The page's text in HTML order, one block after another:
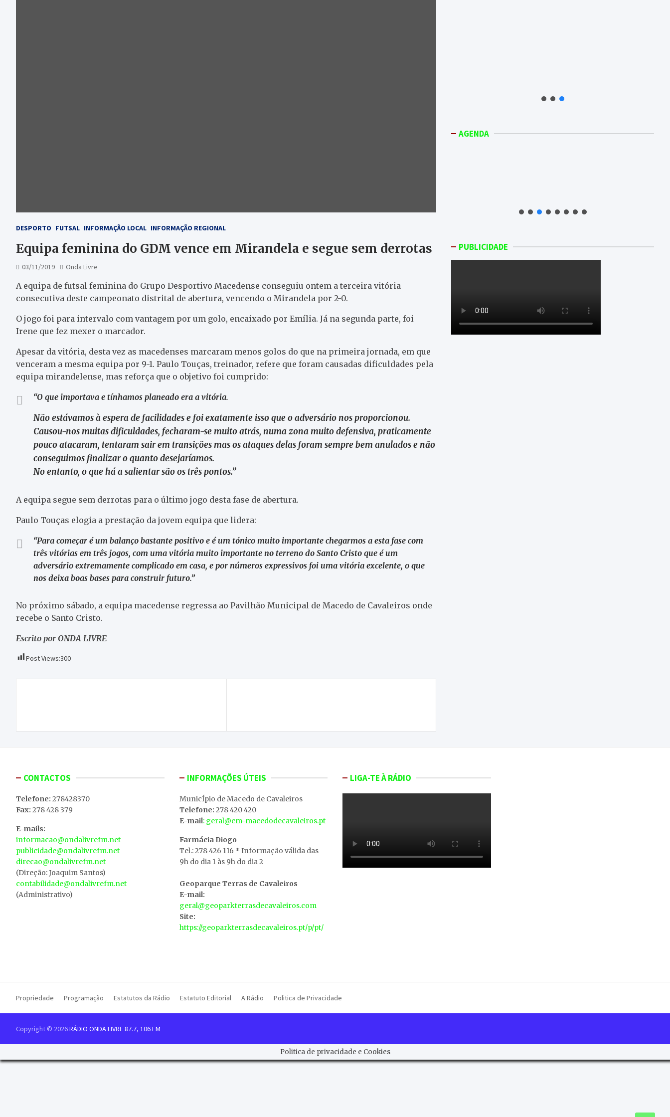
DESPORTO FUTSAL INFORMAÇÃO LOCAL INFORMAÇÃO REGIONAL
Equipa feminina do GDM vence em Mirandela e segue sem derrotas
03/11/2019 Onda Livre
A equipa de futsal feminina do Grupo Desportivo Macedense conseguiu ontem a terceira vitória
consecutiva deste campeonato distrital de abertura, vencendo o Mirandela por 2-0.
O jogo foi para intervalo com vantagem por um golo, encaixado por Emília. Já na segunda parte, foi
Irene que fez mexer o marcador.
Apesar da vitória, desta vez as macedenses marcaram menos golos do que na primeira jornada, em que
venceram a mesma equipa por 9-1. Paulo Touças, treinador, refere que foram causadas dificuldades pela
equipa mirandelense, mas reforça que o objetivo foi cumprido:
“O que importava e tínhamos planeado era a vitória.
Não estávamos à espera de facilidades e foi exatamente isso que o adversário nos proporcionou.
Causou-nos muitas dificuldades, fecharam-se muito atrás, numa zona muito defensiva, praticamente
pouco atacaram, tentaram sair em transições mas os ataques delas foram sempre bem anulados e não
conseguimos finalizar o quanto desejaríamos.
No entanto, o que há a salientar são os três pontos.”
A equipa segue sem derrotas para o último jogo desta fase de abertura.
Paulo Touças elogia a prestação da jovem equipa que lidera:
“Para começar é um balanço bastante positivo e é um tónico muito importante chegarmos a esta fase com
três vitórias em três jogos, com uma vitória muito importante no terreno do Santo Cristo que é um
adversário extremamente complicado em casa, e por números expressivos foi uma vitória excelente, o que
nos deixa boas bases para construir futuro.”
No próximo sábado, a equipa macedense regressa ao Pavilhão Municipal de Macedo de Cavaleiros onde
recebe o Santo Cristo.
Escrito por ONDA LIVRE
Post Views:300
artigos
AGENDA
PUBLICIDADE
CONTACTOS
Telefone: 278428370
Fax: 278 428 379
E-mails:
informacao@ondalivrefm.net
publicidade@ondalivrefm.net
direcao@ondalivrefm.net
(Direção: Joaquim Santos)
contabilidade@ondalivrefm.net
(Administrativo)
INFORMAÇÕES ÚTEIS
MunicÍpio de Macedo de Cavaleiros
Telefone: 278 420 420
E-mail: geral@cm-macedodecavaleiros.pt
Farmácia Diogo
Tel.: 278 426 116 * Informação válida das
9h do dia 1 às 9h do dia 2
Geoparque Terras de Cavaleiros
E-mail:
geral@geoparkterrasdecavaleiros.com
Site:
https://geoparkterrasdecavaleiros.pt/p/pt/
LIGA-TE À RÁDIO
Propriedade Programação Estatutos da Rádio Estatuto Editorial A Rádio Politica de Privacidade
Copyright © 2026RÁDIO ONDA LIVRE 87.7, 106 FM
Politica de privacidade e Cookies